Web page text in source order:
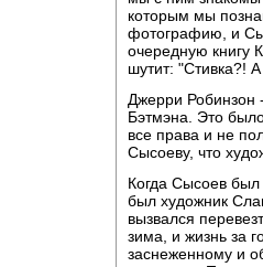
которым мы
фотографию, и
очередную книгу
шутит: "Стивка?!
Джерри Робинзон
Бэтмэна. Это
все права и не
Сысоеву, что
Когда Сысоев
был художник
вызвался
зима, и жизнь за
заснеженному и